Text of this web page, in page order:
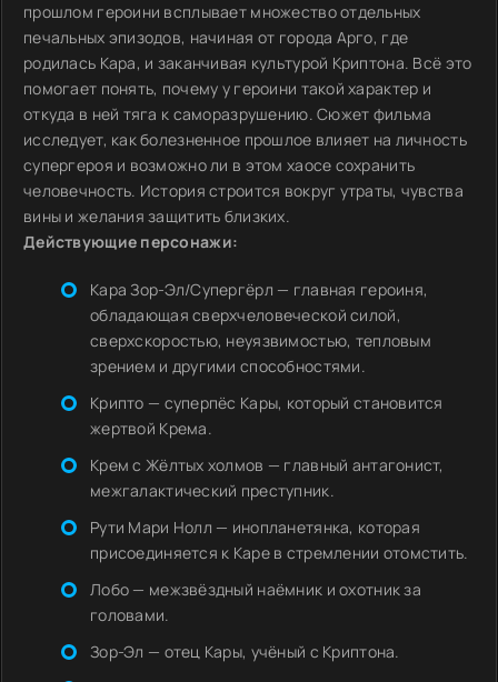
прошлом героини всплывает множество отдельных
печальных эпизодов, начиная от города Арго, где
родилась Кара, и заканчивая культурой Криптона. Всё это
помогает понять, почему у героини такой характер и
откуда в ней тяга к саморазрушению. Сюжет фильма
исследует, как болезненное прошлое влияет на личность
супергероя и возможно ли в этом хаосе сохранить
человечность. История строится вокруг утраты, чувства
вины и желания защитить близких.
Действующие персонажи:
Кара Зор-Эл/Супергёрл — главная героиня,
обладающая сверхчеловеческой силой,
сверхскоростью, неуязвимостью, тепловым
зрением и другими способностями.
Крипто — суперпёс Кары, который становится
жертвой Крема.
Крем с Жёлтых холмов — главный антагонист,
межгалактический преступник.
Рути Мари Нолл — инопланетянка, которая
присоединяется к Каре в стремлении отомстить.
Лобо — межзвёздный наёмник и охотник за
головами.
Зор-Эл — отец Кары, учёный с Криптона.